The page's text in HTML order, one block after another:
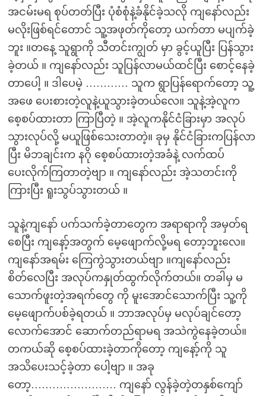
အငမ်းမရ စုပ်တတ်ပြီး ပုံစံစုံနဲ့ခံနိုင်ခဲ့သလို ကျနော်လည်း
မလိုးဖြစ်ရင်တောင် သူ့အဖုတ်ကိုတော့ ယက်တာ မပျက်ခဲ့
ဘူး ။တနေ့ သူရွာကို သီတင်းကျွတ် မှာ ခွင့်ယူပြီး ပြန်သွား
ခဲ့တယ် ။ ကျနော်လည်း သူပြန်လာမယ်ထင်ပြီး စောင့်နေခဲ့
တာပေါ့ ။ ဒါပေမဲ့ ………… သူက ရွာပြန်ရောက်တော့ သူ့
အဖေ ပေးစားတဲ့လူနဲ့ယူသွားခဲ့တယ်လေ။ သူနဲ့အဲ့လူက
စေ့စပ်ထားတာ ကြာပြီတဲ့ ။ အဲ့လူကနိုင်ငံခြားမှာ အလုပ်
သွားလုပ်လို့ မယူဖြစ်သေးတာတဲ့။ ခုမှ နိုင်ငံခြားကပြန်လာ
ပြီး မိဘချင်းက နဂို စေ့စပ်ထားတဲ့အခံနဲ့ လက်ထပ်
ပေးလိုက်ကြတာတဲ့ဗျာ ။ ကျနော်လည်း အဲ့သတင်းကို
ကြားပြီး ရူးသွပ်သွားတယ် ။
သူနဲ့ကျနော် ပက်သက်ခဲ့တာတွေက အရာရာကို အမှတ်ရ
စေပြီး ကျနော့်အတွက် မေ့ဖျောက်လို့မရ တော့ဘူးလေ။
ကျနော်အရမ်း ကြေကွဲသွားတယ်ဗျာ ။ကျနော်လည်း
စိတ်လေပြီး အလုပ်ကနှုတ်ထွက်လိုက်တယ်။ တခါမှ မ
သောက်ဖူးတဲ့အရက်တွေ ကို မူးအောင်သောက်ပြီး သူ့ကို
မေ့ဖျောက်ပစ်ခဲ့ရတယ် ။ ဘာအလုပ်မှ မလုပ်ချင်တော့
လောက်အောင် ဆောက်တည်ရာမရ အသဲကွဲနေခဲ့တယ်။
တကယ်ဆို စေ့စပ်ထားခဲ့တာကိုတော့ ကျနော့်ကို သူ
အသိပေးသင့်ခဲ့တာ ပေါ့ဗျာ ။ အခု
တော့…………………… ကျနော် လွန်ခဲ့တဲ့တနှစ်ကျော်